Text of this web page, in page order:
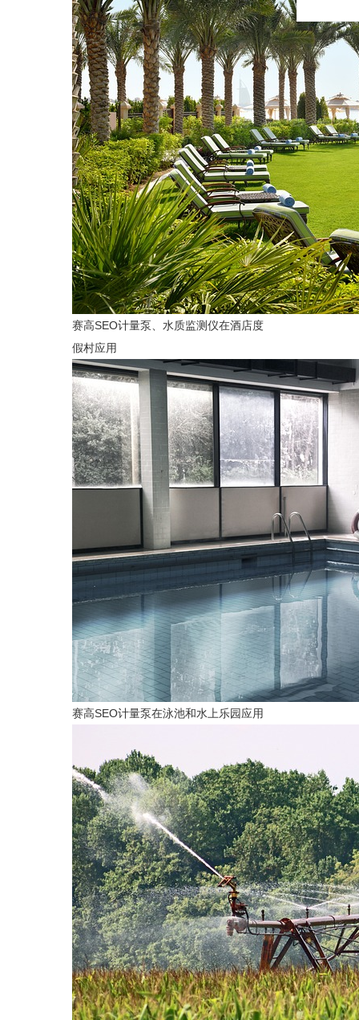
赛高SEO计量泵、水质监测仪在酒店度
假村应用
赛高SEO计量泵在泳池和水上乐园应用